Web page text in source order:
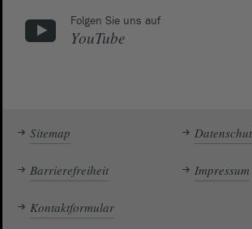
Folgen Sie uns auf
YouTube
Sitemap
Barrierefreiheit Impressum
Kontaktformular